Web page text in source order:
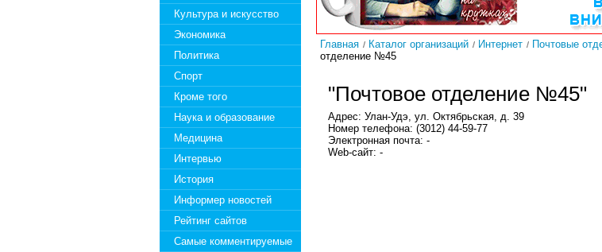
Культура и искусство
Экономика
Политика
Спорт
Кроме того
Наука и образование
Медицина
Интервью
История
Информер новостей
Рейтинг сайтов
Самые комментируемые
Главная Каталог организаций Интернет Почтовые
отделение №45
"Почтовое отделение №45"
Адрес: Улан-Удэ, ул. Октябрьская, д. 39
Номер телефона: (3012) 44-59-77
Электронная почта: -
Web-сайт: -